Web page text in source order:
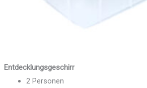
Entdecklungsgeschirr
2 Personen